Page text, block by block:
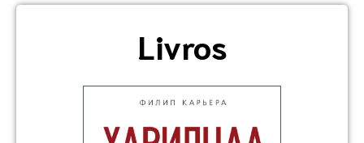
Livros